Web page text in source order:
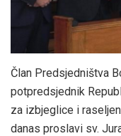
Član Predsjedništva
potpredsjednik
za izbjeglice i
danas proslavi sv.